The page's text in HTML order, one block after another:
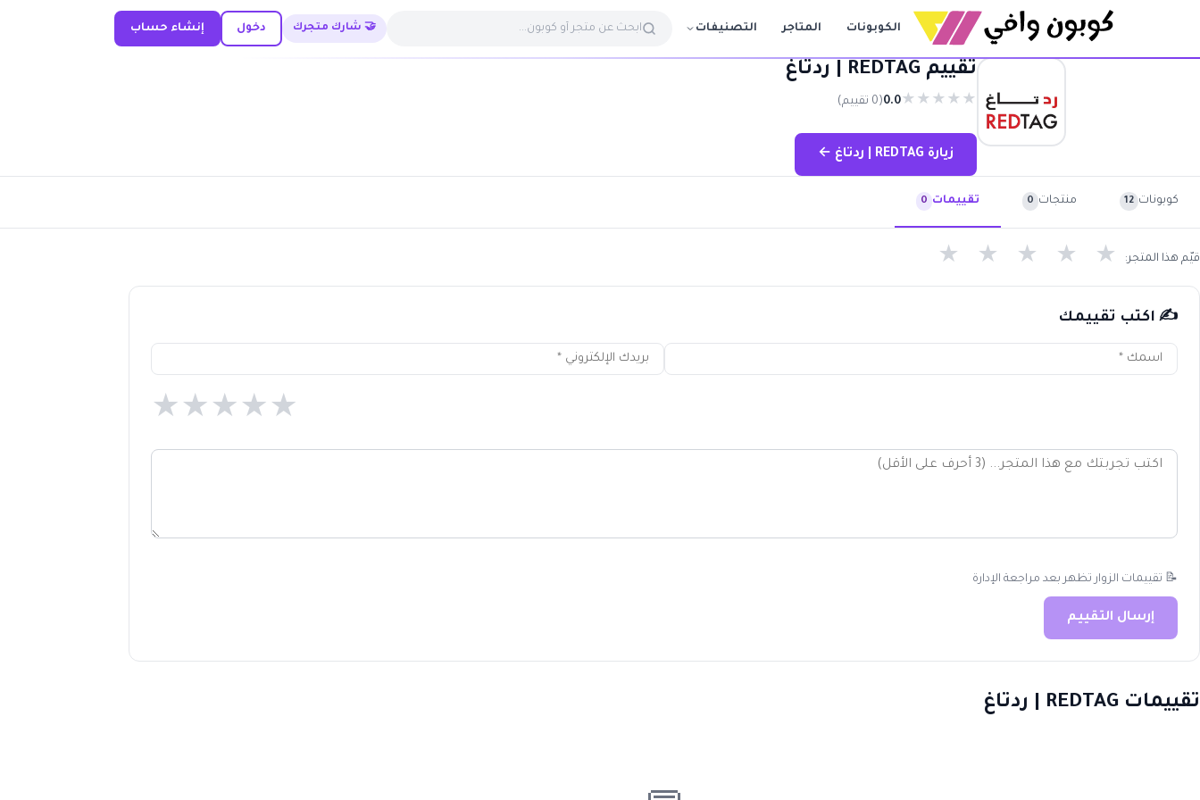
الكوبونات المتاجر التصنيفات 🤝 شارك متجرك دخول إنشاء حساب
تقييم REDTAG | ردتاغ
★
★
★
★
★
0.0(0 تقييم)
زيارة REDTAG | ردتاغ ←
كوبونات 12 منتجات 0 تقييمات 0
قيّم هذا المتجر: ★ ★ ★ ★ ★
✍️ اكتب تقييمك
★ ★ ★ ★ ★
📝 تقييمات الزوار تظهر بعد مراجعة الإدارة
إرسال التقييم
تقييمات REDTAG | ردتاغ